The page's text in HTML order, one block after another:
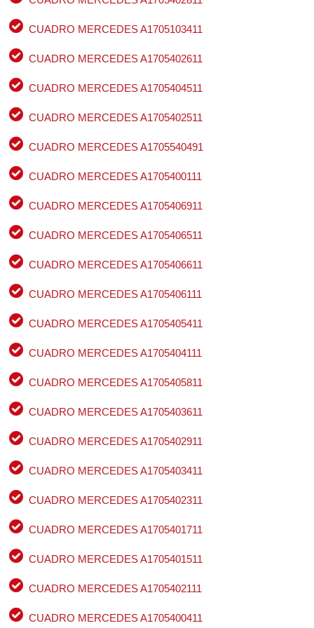
CUADRO MERCEDES A1705103411
CUADRO MERCEDES A1705402611
CUADRO MERCEDES A1705404511
CUADRO MERCEDES A1705402511
CUADRO MERCEDES A1705540491
CUADRO MERCEDES A1705400111
CUADRO MERCEDES A1705406911
CUADRO MERCEDES A1705406511
CUADRO MERCEDES A1705406611
CUADRO MERCEDES A1705406111
CUADRO MERCEDES A1705405411
CUADRO MERCEDES A1705404111
CUADRO MERCEDES A1705405811
CUADRO MERCEDES A1705403611
CUADRO MERCEDES A1705402911
CUADRO MERCEDES A1705403411
CUADRO MERCEDES A1705402311
CUADRO MERCEDES A1705401711
CUADRO MERCEDES A1705401511
CUADRO MERCEDES A1705402111
CUADRO MERCEDES A1705400411